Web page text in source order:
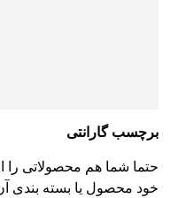
برچسب گارانتی
حتما شما هم محصولاتی را
خود محصول یا بسته بندی